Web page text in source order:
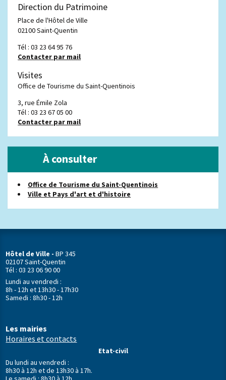
Direction du Patrimoine
Place de l'Hôtel de Ville
02100 Saint-Quentin
Tél : 03 23 64 95 76
Contacter par mail
Visites
Office de Tourisme du Saint-Quentinois
3, rue Émile Zola
Tél :03 23 67 05 00
Contacter par mail
À consulter
Office de Tourisme du Saint-Quentinois
Ville et Pays d'art et d'histoire
Hôtel de Ville - BP 345
02107 Saint-Quentin
Tél : 03 23 06 90 00
Lundi au vendredi :
8h - 12h et 13h30 - 17h30
Samedi : 8h30 - 12h
Les mairies
Horaires et contacts
Etat-civil
Du lundi au vendredi :
8h30 à 12h et de 13h30 à 17h.